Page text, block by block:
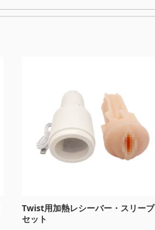
Twist用加熱レシーバー・スリーブ
セット